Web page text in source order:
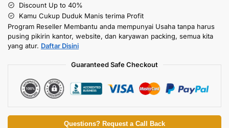
Discount Up to 40%
Kamu Cukup Duduk Manis terima Profit
Program Reseller Membantu anda mempunyai Usaha tanpa harus
pusing pikirin kantor, website, dan karyawan packing, semua kita
yang atur. Daftar Disini
Guaranteed Safe Checkout
Questions? Request a Call Back